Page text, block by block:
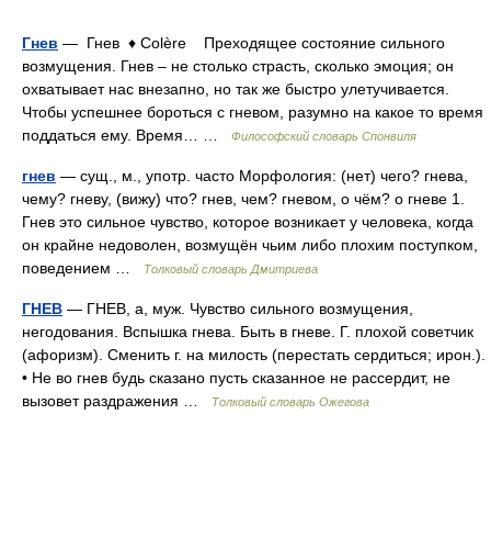
Гнев — Гнев ♦ Colère Преходящее состояние сильного
возмущения. Гнев – не столько страсть, сколько эмоция; он
охватывает нас внезапно, но так же быстро улетучивается.
Чтобы успешнее бороться с гневом, разумно на какое то время
поддаться ему. Время… …
Философский словарь Спонвиля
гнев — сущ., м., употр. часто Морфология: (нет) чего? гнева,
чему? гневу, (вижу) что? гнев, чем? гневом, о чём? о гневе 1.
Гнев это сильное чувство, которое возникает у человека, когда
он крайне недоволен, возмущён чьим либо плохим поступком,
поведением …
Толковый словарь Дмитриева
ГНЕВ — ГНЕВ, а, муж. Чувство сильного возмущения,
негодования. Вспышка гнева. Быть в гневе. Г. плохой советчик
(афоризм). Сменить г. на милость (перестать сердиться; ирон.).
• Не во гнев будь сказано пусть сказанное не рассердит, не
вызовет раздражения …
Толковый словарь Ожегова